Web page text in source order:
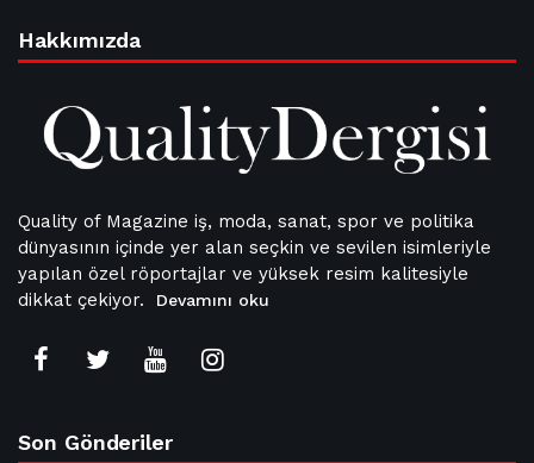
Hakkımızda
Quality of Magazine iş, moda, sanat, spor ve politika
dünyasının içinde yer alan seçkin ve sevilen isimleriyle
yapılan özel röportajlar ve yüksek resim kalitesiyle
dikkat çekiyor.
Devamını oku
Son Gönderiler